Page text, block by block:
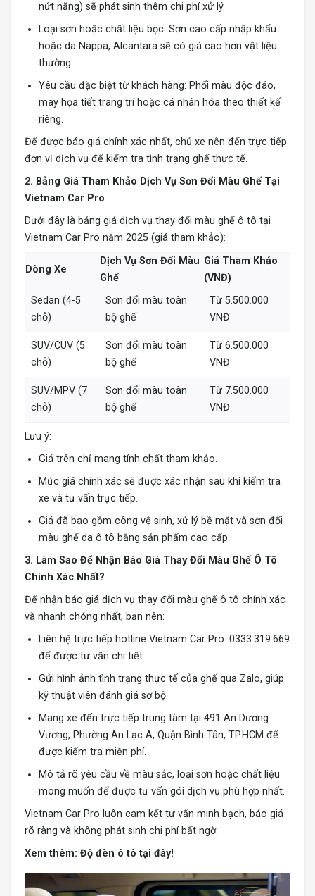
nứt nặng) sẽ phát sinh thêm chi phí xử lý.
Loại sơn hoặc chất liệu bọc: Sơn cao cấp nhập khẩu
hoặc da Nappa, Alcantara sẽ có giá cao hơn vật liệu
thường.
Yêu cầu đặc biệt từ khách hàng: Phối màu độc đáo,
may họa tiết trang trí hoặc cá nhân hóa theo thiết kế
riêng.
Để được báo giá chính xác nhất, chủ xe nên đến trực tiếp
đơn vị dịch vụ để kiểm tra tình trạng ghế thực tế.
2. Bảng Giá Tham Khảo Dịch Vụ Sơn Đổi Màu Ghế Tại
Vietnam Car Pro
Dưới đây là bảng giá dịch vụ thay đổi màu ghế ô tô tại
Vietnam Car Pro năm 2025 (giá tham khảo):
Dòng Xe
Dịch Vụ Sơn Đổi Màu
Ghế
Giá Tham Khảo
(VNĐ)
Sedan (4-5
chỗ)
Sơn đổi màu toàn
bộ ghế
Từ 5.500.000
VNĐ
SUV/CUV (5
chỗ)
Sơn đổi màu toàn
bộ ghế
Từ 6.500.000
VNĐ
SUV/MPV (7
chỗ)
Sơn đổi màu toàn
bộ ghế
Từ 7.500.000
VNĐ
Lưu ý:
Giá trên chỉ mang tính chất tham khảo.
Mức giá chính xác sẽ được xác nhận sau khi kiểm tra
xe và tư vấn trực tiếp.
Giá đã bao gồm công vệ sinh, xử lý bề mặt và sơn đổi
màu ghế da ô tô bằng sản phẩm cao cấp.
3. Làm Sao Để Nhận Báo Giá Thay Đổi Màu Ghế Ô Tô
Chính Xác Nhất?
Để nhận báo giá dịch vụ thay đổi màu ghế ô tô chính xác
và nhanh chóng nhất, bạn nên:
Liên hệ trực tiếp hotline Vietnam Car Pro: 0333.319.669
để được tư vấn chi tiết.
Gửi hình ảnh tình trạng thực tế của ghế qua Zalo, giúp
kỹ thuật viên đánh giá sơ bộ.
Mang xe đến trực tiếp trung tâm tại 491 An Dương
Vương, Phường An Lạc A, Quận Bình Tân, TP.HCM để
được kiểm tra miễn phí.
Mô tả rõ yêu cầu về màu sắc, loại sơn hoặc chất liệu
mong muốn để được tư vấn gói dịch vụ phù hợp nhất.
Vietnam Car Pro luôn cam kết tư vấn minh bạch, báo giá
rõ ràng và không phát sinh chi phí bất ngờ.
Xem thêm: Độ đèn ô tô tại đây!